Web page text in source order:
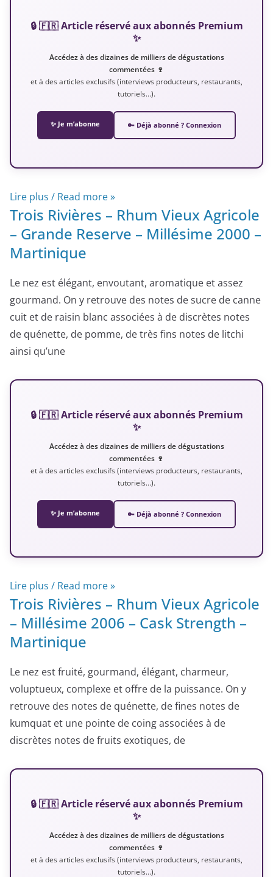
🔒 🇫🇷 Article réservé aux abonnés Premium
✨
Accédez à des dizaines de milliers de dégustations
commentées 🍷
et à des articles exclusifs (interviews producteurs, restaurants,
tutoriels…).
✨ Je m’abonne 🔑 Déjà abonné ? Connexion
Lire plus / Read more »
Trois Rivières – Rhum Vieux Agricole
– Grande Reserve – Millésime 2000 –
Martinique
Le nez est élégant, envoutant, aromatique et assez
gourmand. On y retrouve des notes de sucre de canne
cuit et de raisin blanc associées à de discrètes notes
de quénette, de pomme, de très fins notes de litchi
ainsi qu’une
🔒 🇫🇷 Article réservé aux abonnés Premium
✨
Accédez à des dizaines de milliers de dégustations
commentées 🍷
et à des articles exclusifs (interviews producteurs, restaurants,
tutoriels…).
✨ Je m’abonne 🔑 Déjà abonné ? Connexion
Lire plus / Read more »
Trois Rivières – Rhum Vieux Agricole
– Millésime 2006 – Cask Strength –
Martinique
Le nez est fruité, gourmand, élégant, charmeur,
voluptueux, complexe et offre de la puissance. On y
retrouve des notes de quénette, de fines notes de
kumquat et une pointe de coing associées à de
discrètes notes de fruits exotiques, de
🔒 🇫🇷 Article réservé aux abonnés Premium
✨
Accédez à des dizaines de milliers de dégustations
commentées 🍷
et à des articles exclusifs (interviews producteurs, restaurants,
tutoriels…).